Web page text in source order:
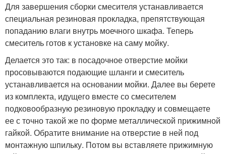
Для завершения сборки смесителя устанавливается
специальная резиновая прокладка, препятствующая
попаданию влаги внутрь моечного шкафа. Теперь
смеситель готов к установке на саму мойку.
Делается это так: в посадочное отверстие мойки
просовываются подающие шланги и смеситель
устанавливается на основании мойки. Далее вы берете
из комплекта, идущего вместе со смесителем
подковообразную резиновую прокладку и совмещаете
ее с точно такой же по форме металлической прижимной
гайкой. Обратите внимание на отверстие в ней под
монтажную шпильку. Потом вы вставляете прижимную